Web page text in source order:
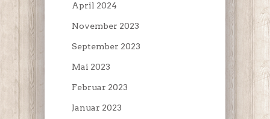
April 2024
November 2023
September 2023
Mai 2023
Februar 2023
Januar 2023